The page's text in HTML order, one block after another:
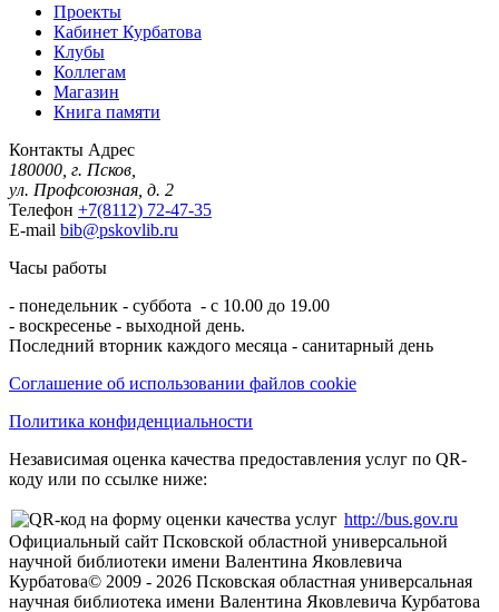
Проекты
Кабинет Курбатова
Клубы
Коллегам
Магазин
Книга памяти
Контакты Адрес
180000, г. Псков,
ул. Профсоюзная, д. 2
Телефон +7(8112) 72-47-35
E-mail bib@pskovlib.ru
Часы работы
- понедельник - суббота - с 10.00 до 19.00
- воскресенье - выходной день.
Последний вторник каждого месяца - санитарный день
Соглашение об использовании файлов cookie
Политика конфиденциальности
Независимая оценка качества предоставления услуг по QR-
коду или по ссылке ниже:
http://bus.gov.ru
Официальный сайт Псковской областной универсальной
научной библиотеки имени Валентина Яковлевича
Курбатова© 2009 - 2026 Псковская областная универсальная
научная библиотека имени Валентина Яковлевича Курбатова